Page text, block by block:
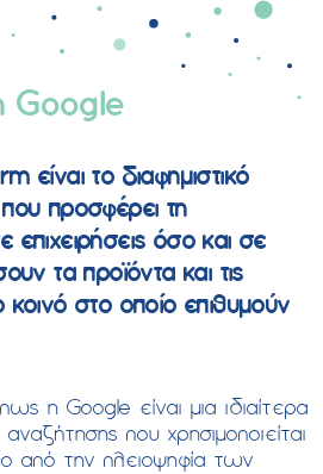
Google
το διαφημιστικό
προσφέρει τη
όσο και σε
τα προϊόντα και τις
στο οποίο επιθυμούν
η Google είναι μια ιδιαίτερα
που χρησιμοποιείται
από την πλειοψηφία των